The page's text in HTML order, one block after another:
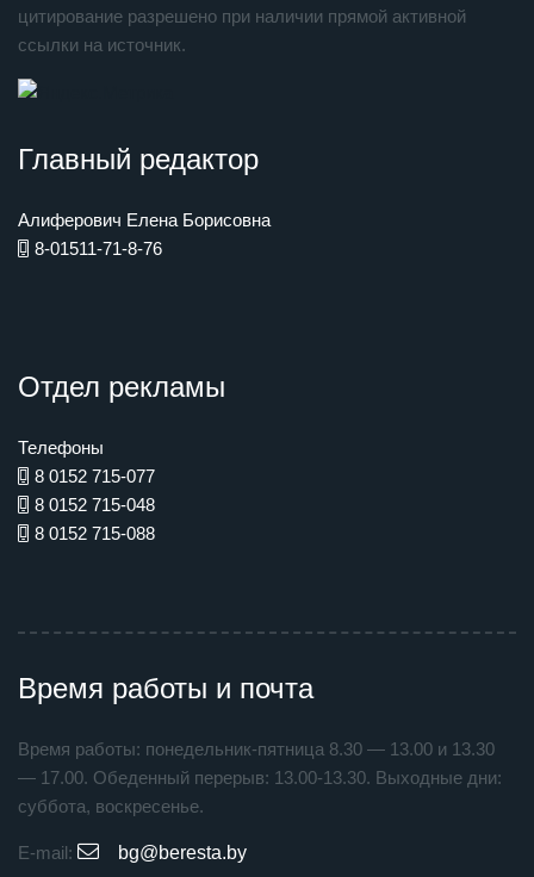
цитирование разрешено при наличии прямой активной
ссылки на источник.
Главный редактор
Алиферович Елена Борисовна
8-01511-71-8-76
Отдел рекламы
Телефоны
8 0152 715-077
8 0152 715-048
8 0152 715-088
Время работы и почта
Время работы: понедельник-пятница 8.30 — 13.00 и 13.30
— 17.00. Обеденный перерыв: 13.00-13.30. Выходные дни:
суббота, воскресенье.
E-mail: bg@beresta.by